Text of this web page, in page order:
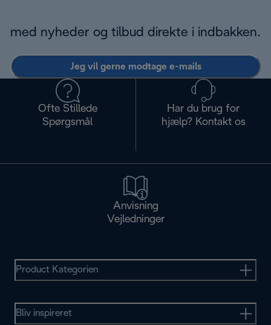
med nyheder og tilbud direkte i indbakken.
Jeg vil gerne modtage e-mails
Ofte Stillede
Spørgsmål
Har du brug for
hjælp? Kontakt os
Anvisning
Vejledninger
Product Kategorien
Bliv inspireret